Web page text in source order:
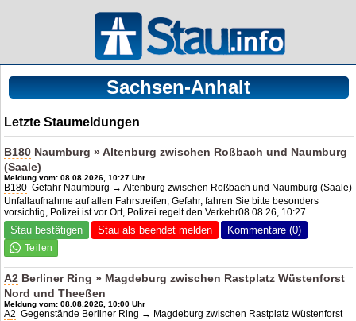
Sachsen-Anhalt
Letzte Staumeldungen
B180 Naumburg » Altenburg zwischen Roßbach und Naumburg
(Saale)
Meldung vom: 08.08.2026, 10:27 Uhr
B180 Gefahr Naumburg → Altenburg zwischen Roßbach und Naumburg (Saale)
Unfallaufnahme auf allen Fahrstreifen, Gefahr, fahren Sie bitte besonders
vorsichtig, Polizei ist vor Ort, Polizei regelt den Verkehr08.08.26, 10:27
Stau bestätigen Stau als beendet melden Kommentare (0)
A2 Berliner Ring » Magdeburg zwischen Rastplatz Wüstenforst
Nord und Theeßen
Meldung vom: 08.08.2026, 10:00 Uhr
A2 Gegenstände Berliner Ring → Magdeburg zwischen Rastplatz Wüstenforst